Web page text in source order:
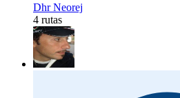
Dhr Neorej
4 rutas